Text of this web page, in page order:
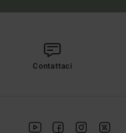
Contattaci